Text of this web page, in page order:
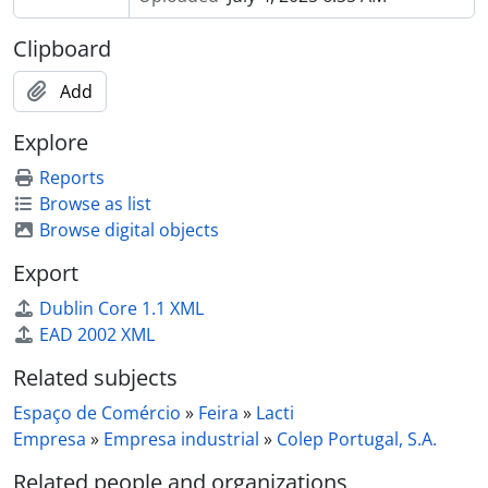
[Item] Lacti 79, visita do Ministro da Agricultura e Pescas e do Governador Civil de Aveiro
[Item] Lacti 79, visita do Ministro da Agricultura e Pescas e do Governador Civil de Aveiro
[Item] Lacti 79, visita do Ministro da Agricultura e Pescas e do Governador Civil de Aveiro
[Item] Lacti 79, visita do Ministro da Agricultura e Pescas e do Governador Civil de Aveiro
[Item] Lacti 79, visita do Ministro da Agricultura e Pescas e do Governador Civil de Aveiro
[Item] Lacti 79, visita do Ministro da Agricultura e Pescas e do Governador Civil de Aveiro
[Item] Lacti 79, visita do Ministro da Agricultura e Pescas e do Governador Civil de Aveiro
[Item] Lacti 79, visita do Ministro da Agricultura e Pescas e do Governador Civil de Aveiro
Clipboard
Add
Explore
Reports
Browse as list
Browse digital objects
Export
Dublin Core 1.1 XML
EAD 2002 XML
Related subjects
Espaço de Comércio » Feira » Lacti
Empresa » Empresa industrial » Colep Portugal, S.A.
Related people and organizations